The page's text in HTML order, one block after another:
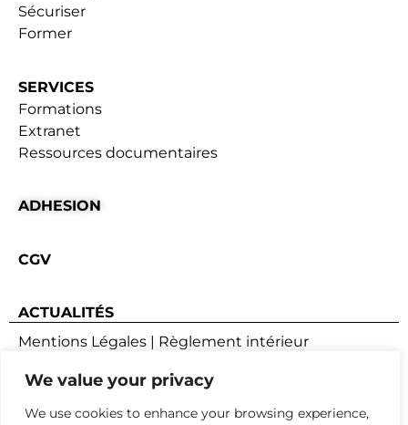
We value your privacy
We use cookies to enhance your browsing experience,
Sécuriser
Former
SERVICES
Formations
Extranet
Ressources documentaires
ADHESION
CGV
ACTUALITÉS
Mentions Légales | Règlement intérieur
Conception webyoo